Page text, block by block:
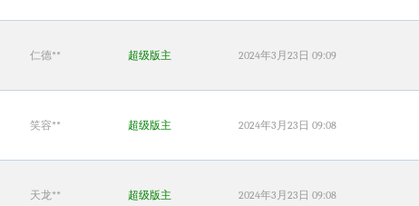
仁德** 超级版主 2024年3月23日 09:09
笑容** 超级版主 2024年3月23日 09:08
天龙** 超级版主 2024年3月23日 09:08